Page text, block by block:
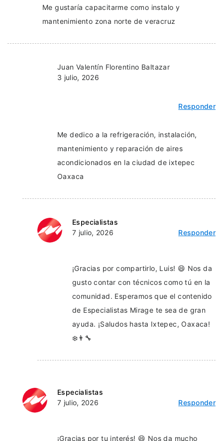
Me gustaría capacitarme como instalo y
mantenimiento zona norte de veracruz
Juan Valentín Florentino Baltazar
3 julio, 2026
Responder
Me dedico a la refrigeración, instalación,
mantenimiento y reparación de aires
acondicionados en la ciudad de ixtepec
Oaxaca
Especialistas
7 julio, 2026
Responder
¡Gracias por compartirlo, Luis! 😄 Nos da
gusto contar con técnicos como tú en la
comunidad. Esperamos que el contenido
de Especialistas Mirage te sea de gran
ayuda. ¡Saludos hasta Ixtepec, Oaxaca!
❄️👨‍🔧
Especialistas
7 julio, 2026
Responder
¡Gracias por tu interés! 😄 Nos da mucho